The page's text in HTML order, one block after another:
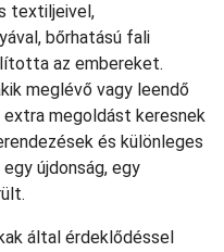
textiljeivel,
bőrhatású fali
az embereket.
meglévő vagy leendő
megoldást keresnek
és különleges
újdonság, egy
által érdeklődéssel